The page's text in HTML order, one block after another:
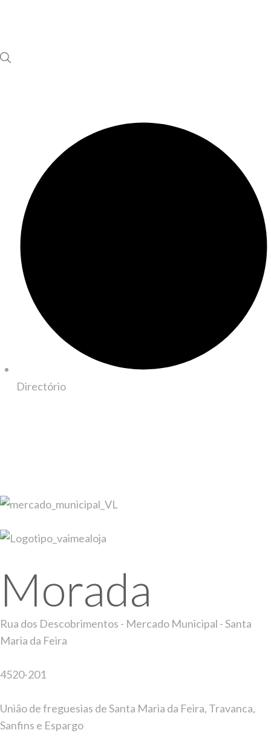
Directório
Morada
Rua dos Descobrimentos - Mercado Municipal - Santa
Maria da Feira
4520-201
União de freguesias de Santa Maria da Feira, Travanca,
Sanfins e Espargo